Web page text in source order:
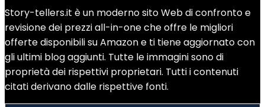
Story-tellers.it è un moderno sito Web di confronto e
revisione dei prezzi all-in-one che offre le migliori
offerte disponibili su Amazon e ti tiene aggiornato con
gli ultimi blog aggiunti. Tutte le immagini sono di
proprietà dei rispettivi proprietari. Tutti i contenuti
citati derivano dalle rispettive fonti.